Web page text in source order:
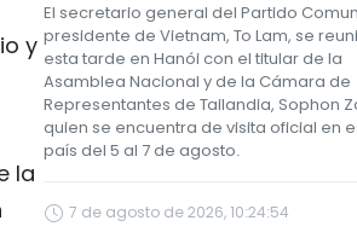
y
la
El secretario general del Partido
presidente de Vietnam, To Lam, se
esta tarde en Hanói con el titular de la
Asamblea Nacional y de la Cámara de
Representantes de Tailandia, Sophon
quien se encuentra de visita oficial en
país del 5 al 7 de agosto.
7 de agosto de 2026, 10:24:54